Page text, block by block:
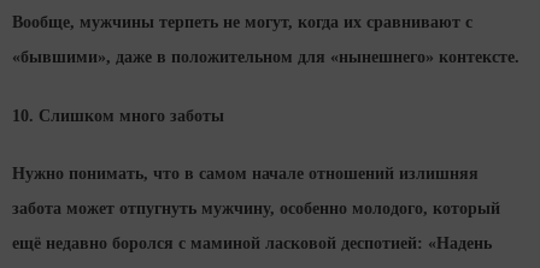
Вообще, мужчины терпеть не могут, когда их сравнивают с
«бывшими», даже в положительном для «нынешнего» контексте.
10. Слишком много заботы
Нужно понимать, что в самом начале отношений излишняя
забота может отпугнуть мужчину, особенно молодого, который
ещё недавно боролся с маминой ласковой деспотией: «Надень